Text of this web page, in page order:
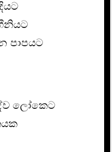
පාපයට
ලෝකෙට